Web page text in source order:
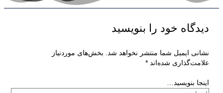
دیدگاه‌ خود را بنویسید
نشانی ایمیل شما منتشر نخواهد شد.
بخش‌های موردنیاز
علامت‌گذاری شده‌اند *
اینجا بنویسید…